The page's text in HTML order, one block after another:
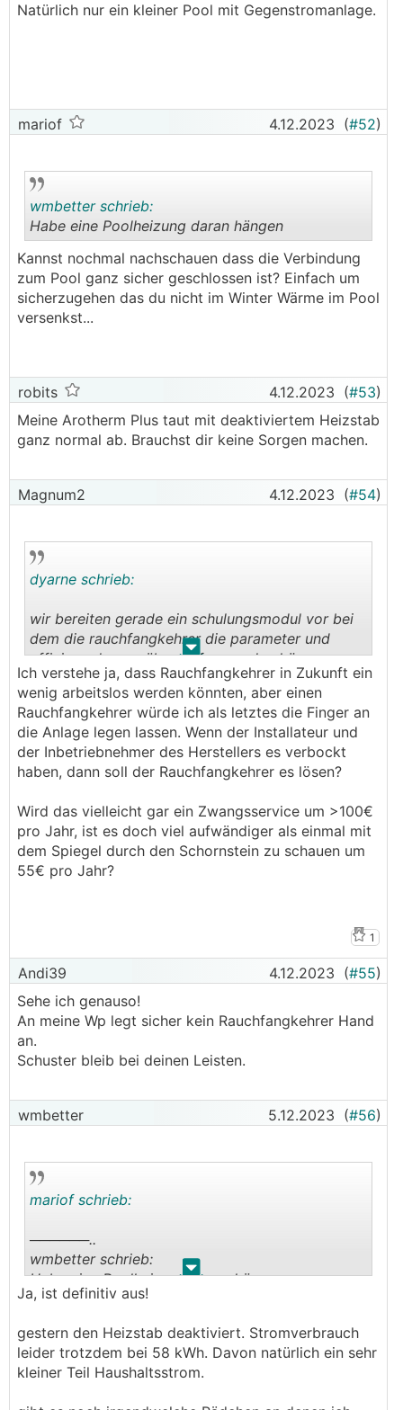
Wusste gar nicht, dass man neuerdings Pools im
Natürlich nur ein kleiner Pool mit Gegenstromanlage.
mariof 4.12.2023 (#52)
..
wmbetter schrieb:
Habe eine Poolheizung daran hängen
Kannst nochmal nachschauen dass die Verbindung
zum Pool ganz sicher geschlossen ist? Einfach um
sicherzugehen das du nicht im Winter Wärme im Pool
versenkst...
robits 4.12.2023 (#53)
Meine Arotherm Plus taut mit deaktiviertem Heizstab
ganz normal ab. Brauchst dir keine Sorgen machen.
Magnum2 4.12.2023 (#54)
. .
dyarne schrieb:
wir bereiten gerade ein schulungsmodul vor bei
dem die rauchfangkehrer die parameter und
effizienz der wp überprüfen werden können.
Ich verstehe ja, dass Rauchfangkehrer in Zukunft ein
wenig arbeitslos werden könnten, aber einen
Rauchfangkehrer würde ich als letztes die Finger an
die Anlage legen lassen. Wenn der Installateur und
der Inbetriebnehmer des Herstellers es verbockt
haben, dann soll der Rauchfangkehrer es lösen?
Wird das vielleicht gar ein Zwangsservice um >100€
pro Jahr, ist es doch viel aufwändiger als einmal mit
dem Spiegel durch den Schornstein zu schauen um
55€ pro Jahr?
1
Andi39 4.12.2023 (#55)
Sehe ich genauso!
An meine Wp legt sicher kein Rauchfangkehrer Hand
an.
Schuster bleib bei deinen Leisten.
wmbetter 5.12.2023 (#56)
. .
mariof schrieb:
──────..
wmbetter schrieb:
Habe eine Poolheizung daran hängen
───────────────
Kannst nochmal nachschauen dass die
Verbindung zum Pool ganz sicher geschlossen
ist? Einfach um sicherzugehen das du nicht im
Ja, ist definitiv aus!
gestern den Heizstab deaktiviert. Stromverbrauch
leider trotzdem bei 58 kWh. Davon natürlich ein sehr
kleiner Teil Haushaltsstrom.